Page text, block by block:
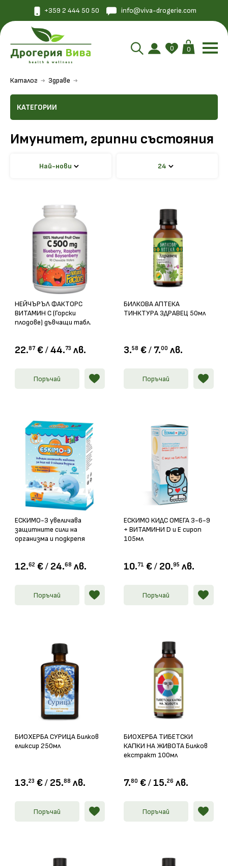
+359 2 444 50 50 info@viva-drogerie.com
0 0
Каталог Здраве
КАТЕГОРИИ
Имунитет, грипни състояния
Най-нови 24
НЕЙЧЪРЪЛ ФАКТОРС
ВИТАМИН С (Горски
плодове) дъвчащи табл.
22.87 € / 44.73 лв.
Поръчай
БИЛКОВА АПТЕКА
ТИНКТУРА ЗДРАВЕЦ 50мл
3.58 € / 7.00 лв.
Поръчай
ЕСКИМО-3 увеличава
защитните сили на
организма и подкрепя
таблетки х 27
12.62 € / 24.68 лв.
Поръчай
ЕСКИМО КИДС ОМЕГА 3-6-9
+ ВИТАМИНИ D и Е сироп
105мл
10.71 € / 20.95 лв.
Поръчай
БИОХЕРБА СУРИЦА Билков
еликсир 250мл
13.23 € / 25.88 лв.
Поръчай
БИОХЕРБА ТИБЕТСКИ
КАПКИ НА ЖИВОТА Билков
екстракт 100мл
7.80 € / 15.26 лв.
Поръчай